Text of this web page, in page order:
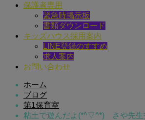
保護者専用
緊急時掲示板
書類ダウンロード
キッズハウス採用案内
LINE登録のすすめ
求人案内
お問い合わせ
ホーム
ブログ
第1保育室
粘土で遊んだよ(*^▽^*) さや先生